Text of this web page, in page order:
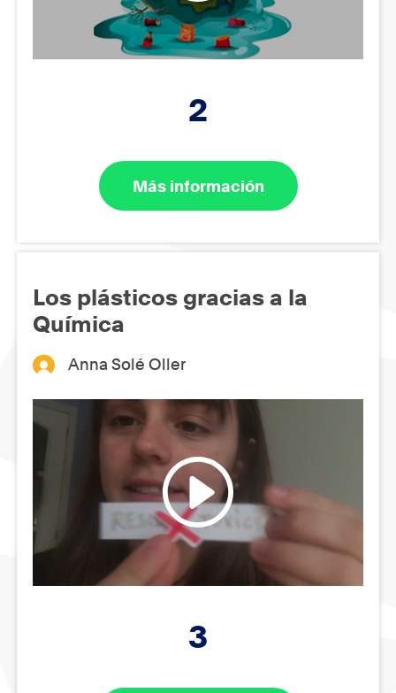
2
Más información
Los plásticos gracias a la
Química
Anna Solé Oller
3